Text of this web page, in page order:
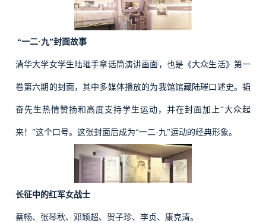
“一二·九”封面故事
清华大学女学生陆璀手拿话筒演讲画面，也是《大众生活》第一
卷第六期的封面，其中多媒体播放的为我馆馆藏陆璀口述史。韬
奋先生热情赞扬和高度支持学生运动，并在封面加上“大众起
来！”这个口号。这张封面后成为“一二·九”运动的经典形象。
长征中的红军女战士
蔡畅、张琴秋、邓颖超、贺子珍、李贞、康克清。